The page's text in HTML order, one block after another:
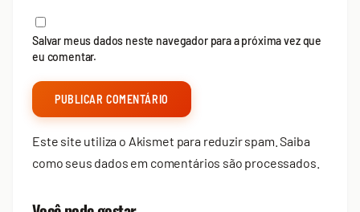
Salvar meus dados neste navegador para a próxima vez que
eu comentar.
Este site utiliza o Akismet para reduzir spam.Saiba
como seus dados em comentários são processados